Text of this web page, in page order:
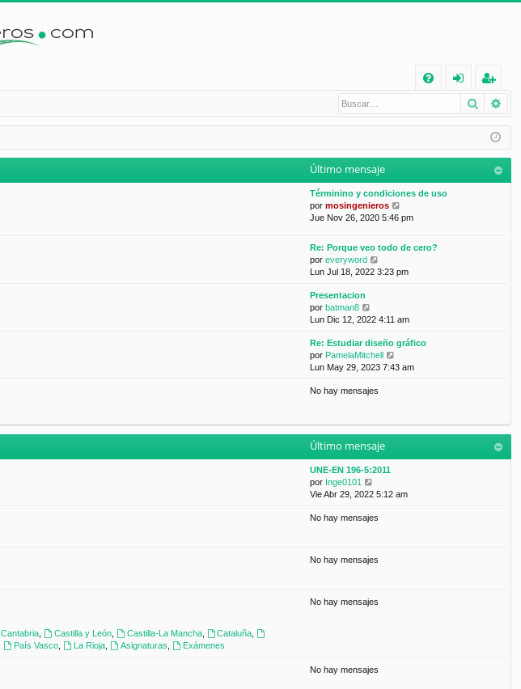
Q
nt
ifi
eg
ist
ra
Buscar
Último mensaje
Términino y condiciones de uso
por mosingenieros
e
l
i
e
s
Jue Nov 26, 2020 5:46 pm
Re: Porque veo todo de cero?
por everyword
e
t
m
o
m
j
e
Lun Jul 18, 2022 3:23 pm
Presentacion
por batman8
e
ú
l
t
m
e
s
j
e
Lun Dic 12, 2022 4:11 am
Re: Estudiar diseño gráfico
por PamelaMitchell
e
i
s
Lun May 29, 2023 7:43 am
No hay mensajes
Último mensaje
UNE-EN 196-5:2011
por Inge0101
e
ú
m
e
Vie Abr 29, 2022 5:12 am
No hay mensajes
No hay mensajes
Cantabria, Castilla y León, Castilla-La Mancha, Cataluña
País Vasco La Rioja, Asignaturas Exámenes
No hay mensajes
No hay mensajes